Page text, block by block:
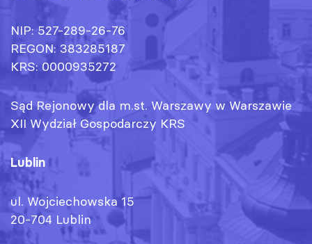
NIP: 527-289-26-76
REGON: 383285187
KRS: 0000935272
Sąd Rejonowy dla m.st. Warszawy w Warszawie
XII Wydział Gospodarczy KRS
Lublin
ul. Wojciechowska 15
20-704 Lublin